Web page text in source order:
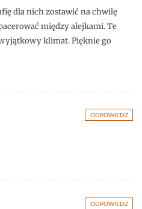
dla nich zostawić na chwilę
między alejkami. Te
klimat. Pięknie go
ODPOWIEDZ
ODPOWIEDZ